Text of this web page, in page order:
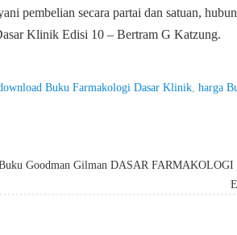
pembelian secara partai dan satuan,
Klinik Edisi 10 – Bertram G Katzung.
Buku Farmakologi Dasar Klinik harga
Goodman Gilman DASAR